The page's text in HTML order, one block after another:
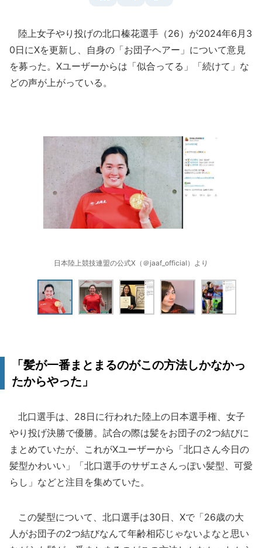
陸上女子やり投げの北口榛花選手（26）が2024年6月3
0日にXを更新し、自身の「お団子ヘアー」について意見
を募った。Xユーザーからは「似合ってる」「続けて」な
どの声が上がっている。
日本陸上競技連盟の公式X（＠jaaf_official）より
「髪が一番まとまるのがこの方法しかなかっ
たからやった」
北口選手は、28日に行われた陸上の日本選手権、女子
やり投げ決勝で優勝。試合の際は髪をお団子の2つ結びに
まとめていたが、これがXユーザーから「北口さん今日の
髪型かわいい」「北口選手のサザエさんっぽい髪型、可愛
らし」などと注目を集めていた。
この髪型について、北口選手は30日、Xで「26歳の大
人がお団子の2つ結びなんて年齢相応じゃないよなと思い